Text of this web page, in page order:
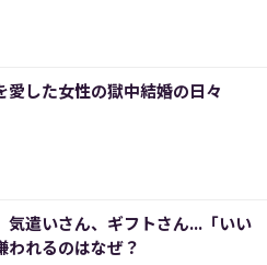
愛した女性の獄中結婚の日々
気遣いさん、ギフトさん...「いい
われるのはなぜ？